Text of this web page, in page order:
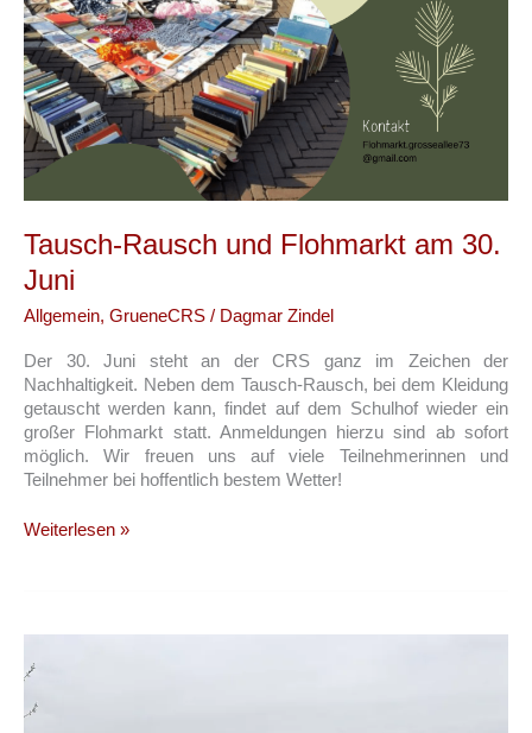
Tausch-Rausch und Flohmarkt am 30.
Juni
Allgemein, GrueneCRS / Dagmar Zindel
Der 30. Juni steht an der CRS ganz im Zeichen der
Nachhaltigkeit. Neben dem Tausch-Rausch, bei dem Kleidung
getauscht werden kann, findet auf dem Schulhof wieder ein
großer Flohmarkt statt. Anmeldungen hierzu sind ab sofort
möglich. Wir freuen uns auf viele Teilnehmerinnen und
Teilnehmer bei hoffentlich bestem Wetter!
Tausch-
Juni
Weiterlesen »